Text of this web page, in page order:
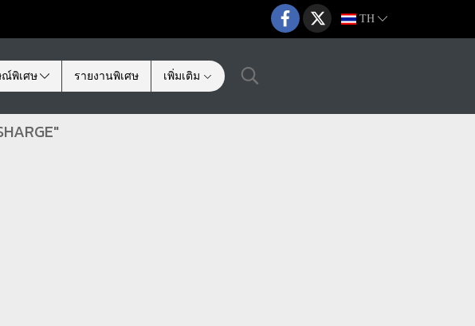
TH
พิเศษ รายงานพิเศษ เพิ่มเติม